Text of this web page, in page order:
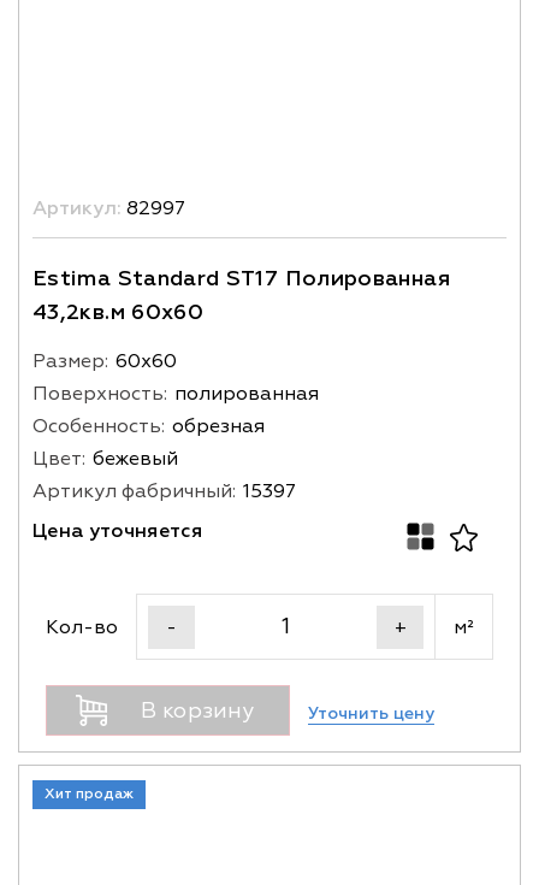
Артикул: 82997
Estima Standard ST17 Полированная
43,2кв.м 60x60
Размер: 60х60
Поверхность: полированная
Особенность: обрезная
Цвет: бежевый
Артикул фабричный: 15397
Цена уточняется
Кол-во - + м²
В корзину Уточнить цену
Хит продаж